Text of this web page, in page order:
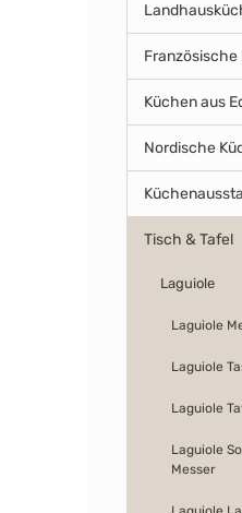
Französische
Küchen aus
Nordische
Tisch & Tafel
Laguiole
Laguiole
Laguiole
Laguiole
Laguiole
Messer